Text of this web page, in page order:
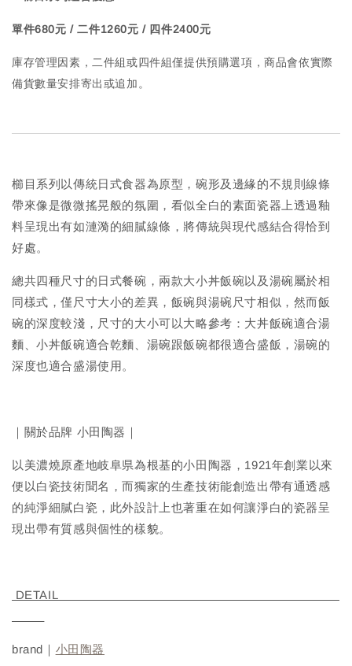
單件680元 / 二件1260元 / 四件2400元
庫存管理因素，二件組或四件組僅提供預購選項，商品會依實際
備貨數量安排寄出或追加。
櫛目系列以傳統日式食器為原型，碗形及邊緣的不規則線條
帶來像是微微搖晃般的氛圍，看似全白的素面瓷器上透過釉
料呈現出有如漣漪的細膩線條，將傳統與現代感結合得恰到
好處。
總共四種尺寸的日式餐碗，兩款大小丼飯碗以及湯碗屬於相
同樣式，僅尺寸大小的差異，飯碗與湯碗尺寸相似，然而飯
碗的深度較淺，尺寸的大小可以大略參考：大丼飯碗適合湯
麵、小丼飯碗適合乾麵、湯碗跟飯碗都很適合盛飯，湯碗的
深度也適合盛湯使用。
｜關於品牌 小田陶器｜
以美濃燒原產地岐阜県為根基的小田陶器，1921年創業以來
便以白瓷技術聞名，而獨家的生產技術能創造出帶有通透感
的純淨細膩白瓷，此外設計上也著重在如何讓淨白的瓷器呈
現出帶有質感與個性的樣貌。
DETAIL
brand｜ 小田陶器